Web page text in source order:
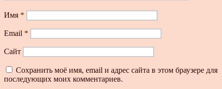
Имя *
Email *
Сайт
Сохранить моё имя, email и адрес сайта в этом браузере для
последующих моих комментариев.